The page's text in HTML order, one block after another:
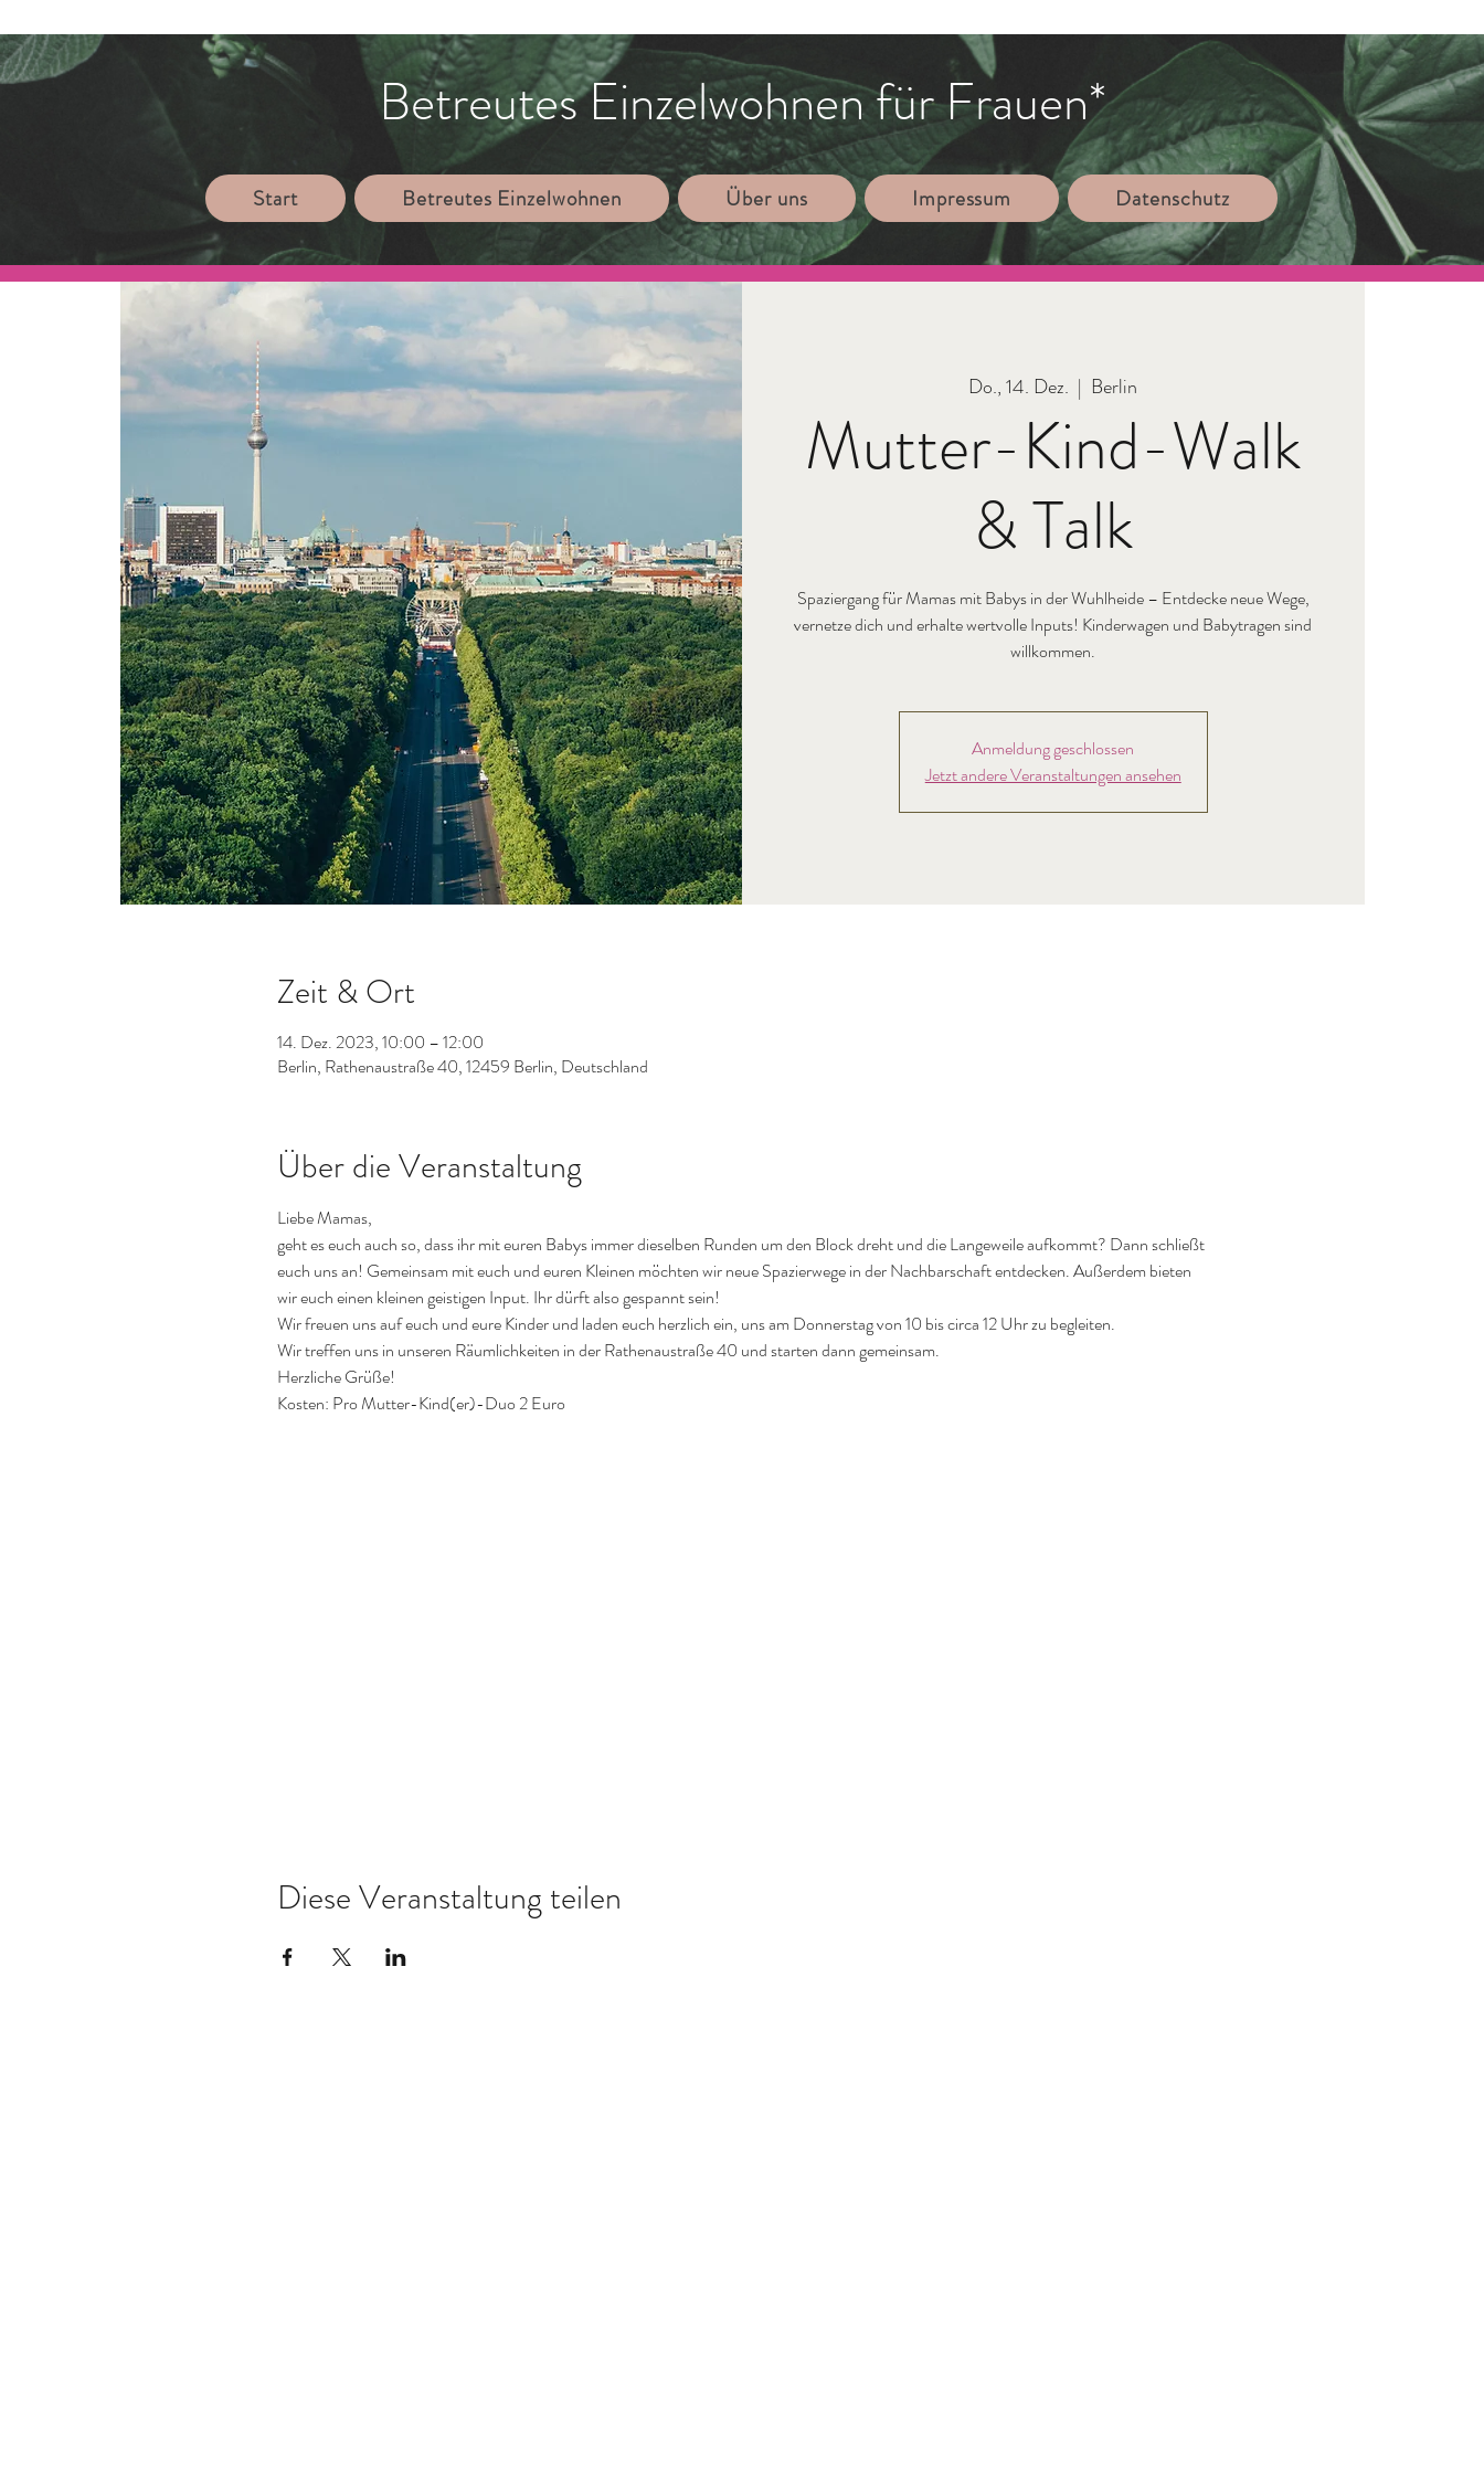
Betreutes Einzelwohnen für Frauen*
Start Betreutes Einzelwohnen Über uns Impressum Datenschutz
Do., 14. Dez.
  |
Berlin
Mutter-Kind-Walk
& Talk
Spaziergang für Mamas mit Babys in der Wuhlheide – Entdecke neue Wege,
vernetze dich und erhalte wertvolle Inputs! Kinderwagen und Babytragen sind
willkommen.
Anmeldung geschlossen
Jetzt andere Veranstaltungen ansehen
Zeit & Ort
14. Dez. 2023, 10:00 – 12:00
Berlin, Rathenaustraße 40, 12459 Berlin, Deutschland
Über die Veranstaltung
Liebe Mamas,
geht es euch auch so, dass ihr mit euren Babys immer dieselben Runden um den Block dreht und die Langeweile aufkommt? Dann schließt
euch uns an! Gemeinsam mit euch und euren Kleinen möchten wir neue Spazierwege in der Nachbarschaft entdecken. Außerdem bieten
wir euch einen kleinen geistigen Input. Ihr dürft also gespannt sein!
Wir freuen uns auf euch und eure Kinder und laden euch herzlich ein, uns am Donnerstag von 10 bis circa 12 Uhr zu begleiten.
Wir treffen uns in unseren Räumlichkeiten in der Rathenaustraße 40 und starten dann gemeinsam.
Herzliche Grüße!
Kosten: Pro Mutter-Kind(er)-Duo 2 Euro
Diese Veranstaltung teilen